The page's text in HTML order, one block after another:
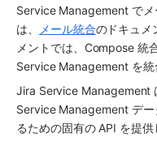
Service Management でメ
は、
メール統合のドキュメ
メントでは、 Compose 統
Service Management を統
Jira Service Management
Service Management デー
るための固有の API を提供